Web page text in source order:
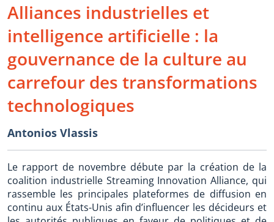
Alliances industrielles et
intelligence artificielle : la
gouvernance de la culture au
carrefour des transformations
technologiques
Antonios Vlassis
Le rapport de novembre débute par la création de la
coalition industrielle Streaming Innovation Alliance, qui
rassemble les principales plateformes de diffusion en
continu aux États-Unis afin d’influencer les décideurs et